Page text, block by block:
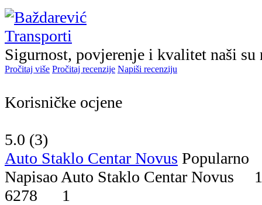
Sigurnost, povjerenje i kvalitet naši
Pročitaj više Pročitaj recenzije Napiši recenziju
Korisničke ocjene
5.0 (3)
Auto Staklo Centar Novus Popularno
Napisao Auto Staklo Centar Novus
6278
1